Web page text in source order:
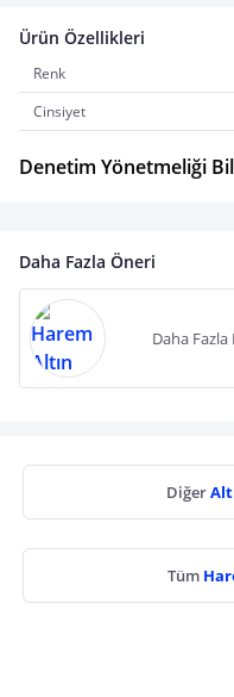
Ürün Özellikleri
Renk
Cinsiyet
Denetim Yönetmeliği
Daha Fazla Öneri
Daha Fazla
Diğer
Tüm